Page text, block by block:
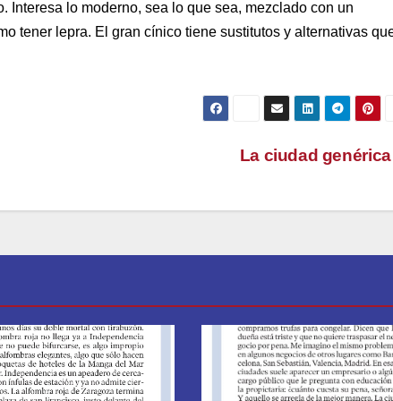
Interesa lo moderno, sea lo que sea, mezclado con un
tener lepra. El gran cínico tiene sustitutos y alternativas
La ciudad